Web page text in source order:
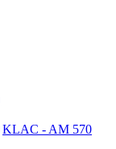
KLAC - AM 570